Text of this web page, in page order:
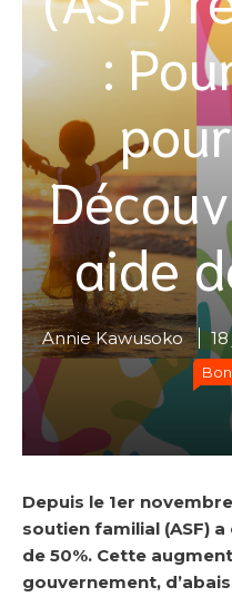
:
aide
Annie Kawusoko
Depuis le 1er
soutien familial (ASF)
de 50%. Cette
gouvernement,